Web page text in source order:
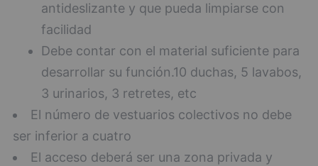
antideslizante y que pueda limpiarse con
facilidad
Debe contar con el material suficiente para
desarrollar su función.10 duchas, 5 lavabos,
3 urinarios, 3 retretes, etc
El número de vestuarios colectivos no debe
ser inferior a cuatro
El acceso deberá ser una zona privada y